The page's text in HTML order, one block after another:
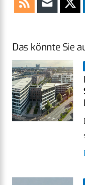
Das könnte Sie